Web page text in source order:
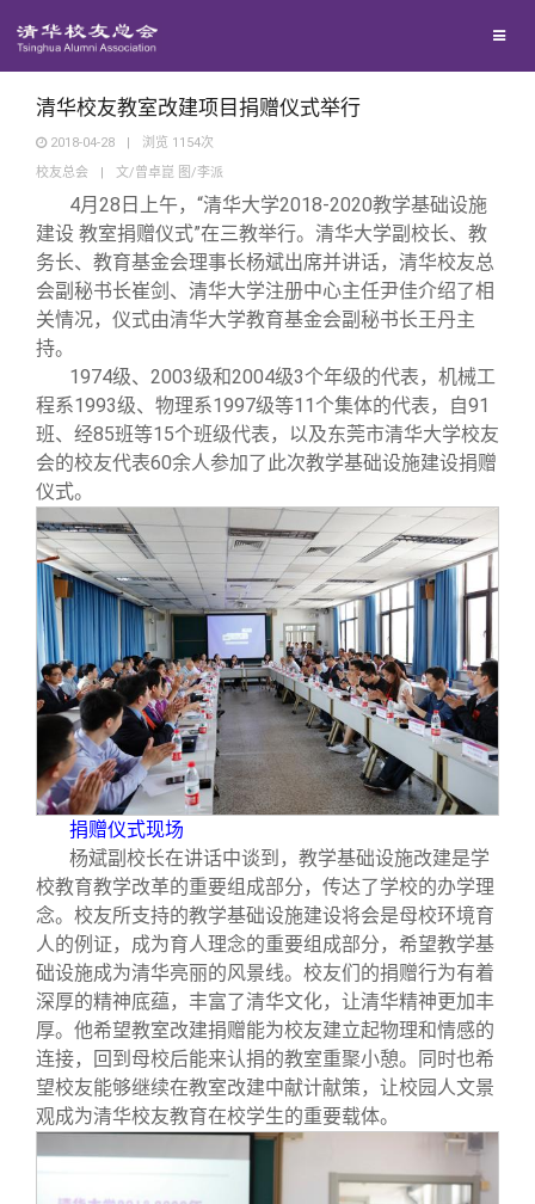
地区联络
年级联络
院系校友工作
专业委员会
兴趣群体
西南联大校友会
回馈母校
捐赠项目
捐赠新闻
捐赠纪事
捐赠方法
义工计划
媒体平台
《清华校友通讯》
《水木清华》
我要订阅
新媒体平台
百年清华
清华人物
清华故事
青春风采
校友文苑
校友讲坛
校友视界
校友服务
终身学习
信息化服务
三创大赛
实用信息
校友总会
总会简介
会长致辞
总会章程
理事会名单
制度法规
关闭
清华校友教室改建项目捐赠仪式举行
2018-04-28 | 浏览 1154次
校友总会
| 文/曾卓崑 图/李派
4月28日上午，“清华大学2018-2020教学基础设施
建设 教室捐赠仪式”在三教举行。清华大学副校长、教
务长、教育基金会理事长杨斌出席并讲话，清华校友总
会副秘书长崔剑、清华大学注册中心主任尹佳介绍了相
关情况，仪式由清华大学教育基金会副秘书长王丹主
持。
1974级、2003级和2004级3个年级的代表，机械工
程系1993级、物理系1997级等11个集体的代表，自91
班、经85班等15个班级代表，以及东莞市清华大学校友
会的校友代表60余人参加了此次教学基础设施建设捐赠
仪式。
捐赠仪式现场
杨斌副校长在讲话中谈到，教学基础设施改建是学
校教育教学改革的重要组成部分，传达了学校的办学理
念。校友所支持的教学基础设施建设将会是母校环境育
人的例证，成为育人理念的重要组成部分，希望教学基
础设施成为清华亮丽的风景线。校友们的捐赠行为有着
深厚的精神底蕴，丰富了清华文化，让清华精神更加丰
厚。他希望教室改建捐赠能为校友建立起物理和情感的
连接，回到母校后能来认捐的教室重聚小憩。同时也希
望校友能够继续在教室改建中献计献策，让校园人文景
观成为清华校友教育在校学生的重要载体。